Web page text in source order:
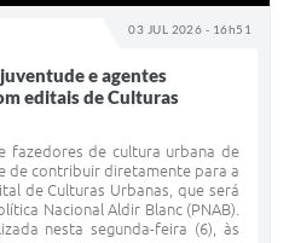
03 JUL 2026 - 16h51
e agentes
editais de Culturas
fazedores de cultura urbana de
de contribuir diretamente para a
de Culturas Urbanas, que será
Nacional Aldir Blanc (PNAB).
nesta segunda-feira (6), às